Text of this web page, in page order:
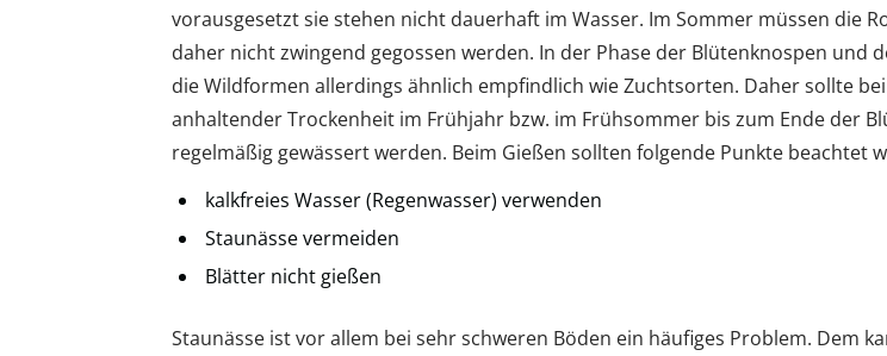
vorausgesetzt sie stehen nicht dauerhaft im Wasser. Im Sommer müssen die
daher nicht zwingend gegossen werden. In der Phase der Blütenknospen und
die Wildformen allerdings ähnlich empfindlich wie Zuchtsorten. Daher sollte
anhaltender Trockenheit im Frühjahr bzw. im Frühsommer bis zum Ende der
regelmäßig gewässert werden. Beim Gießen sollten folgende Punkte beachtet
kalkfreies Wasser (Regenwasser) verwenden
Staunässe vermeiden
Blätter nicht gießen
Staunässe ist vor allem bei sehr schweren Böden ein häufiges Problem. Dem